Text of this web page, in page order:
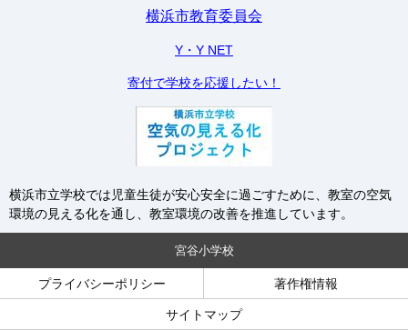
横浜市教育委員会
Y・Y NET
寄付で学校を応援したい！
横浜市立学校では児童生徒が安心安全に過ごすために、教室の空気
環境の見える化を通し、教室環境の改善を推進しています。
宮谷小学校
プライバシーポリシー 著作権情報
サイトマップ